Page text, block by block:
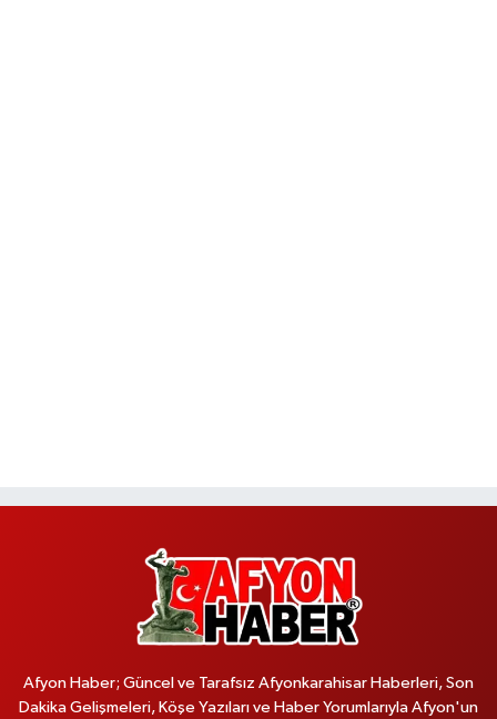
Afyon Haber; Güncel ve Tarafsız Afyonkarahisar Haberleri, Son
Dakika Gelişmeleri, Köşe Yazıları ve Haber Yorumlarıyla Afyon'un